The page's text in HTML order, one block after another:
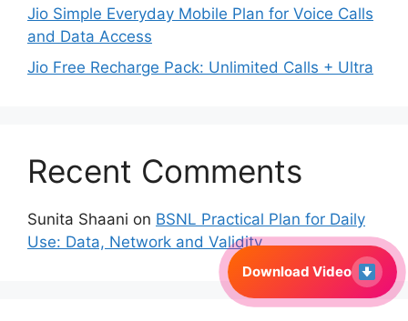
Download Video
Jio Simple Everyday Mobile Plan for Voice Calls
and Data Access
Jio Free Recharge Pack: Unlimited Calls + Ultra
Recent Comments
Sunita Shaani on BSNL Practical Plan for Daily
Use: Data, Network and Validity